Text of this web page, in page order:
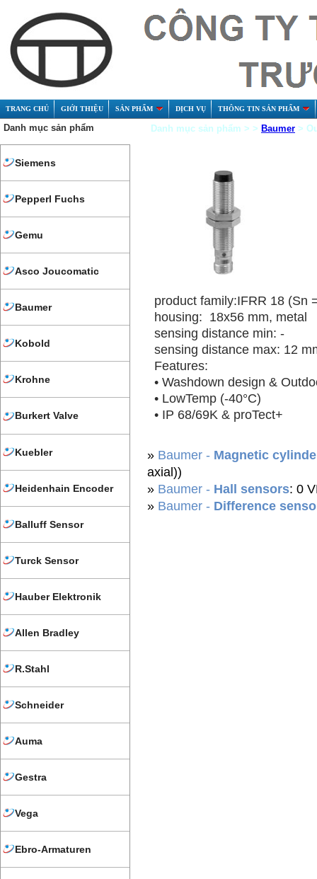
TRANG CHỦ GIỚI THIỆU SẢN PHẨM DỊCH VỤ THÔNG TIN SẢN PHẨM
Danh mục sản phẩm
Siemens
Pepperl Fuchs
Gemu
Asco Joucomatic
Baumer
Kobold
Krohne
Burkert Valve
Kuebler
Heidenhain Encoder
Balluff Sensor
Turck Sensor
Hauber Elektronik
Allen Bradley
R.Stahl
Schneider
Auma
Gestra
Vega
Ebro-Armaturen
Danh mục sản phẩm > > Baumer >
product family:IFRR 18 (Sn
housing: 18x56 mm, metal
sensing distance min: -
sensing distance max: 12
Features:
• Washdown design &
• LowTemp (-40°C)
• IP 68/69K & proTect+
» Baumer - Magnetic
axial))
» Baumer - Hall sensors: 0
» Baumer - Difference